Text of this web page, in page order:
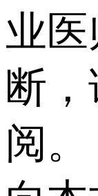
业
断
阅。